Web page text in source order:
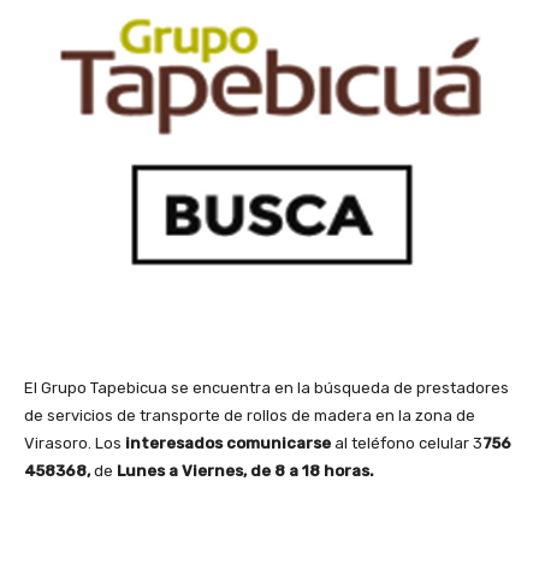
El Grupo Tapebicua se encuentra en la búsqueda de prestadores
de servicios de transporte de rollos de madera en la zona de
Virasoro. Los interesados comunicarse al teléfono celular 3756
458368,de Lunes a Viernes, de 8 a 18 horas.